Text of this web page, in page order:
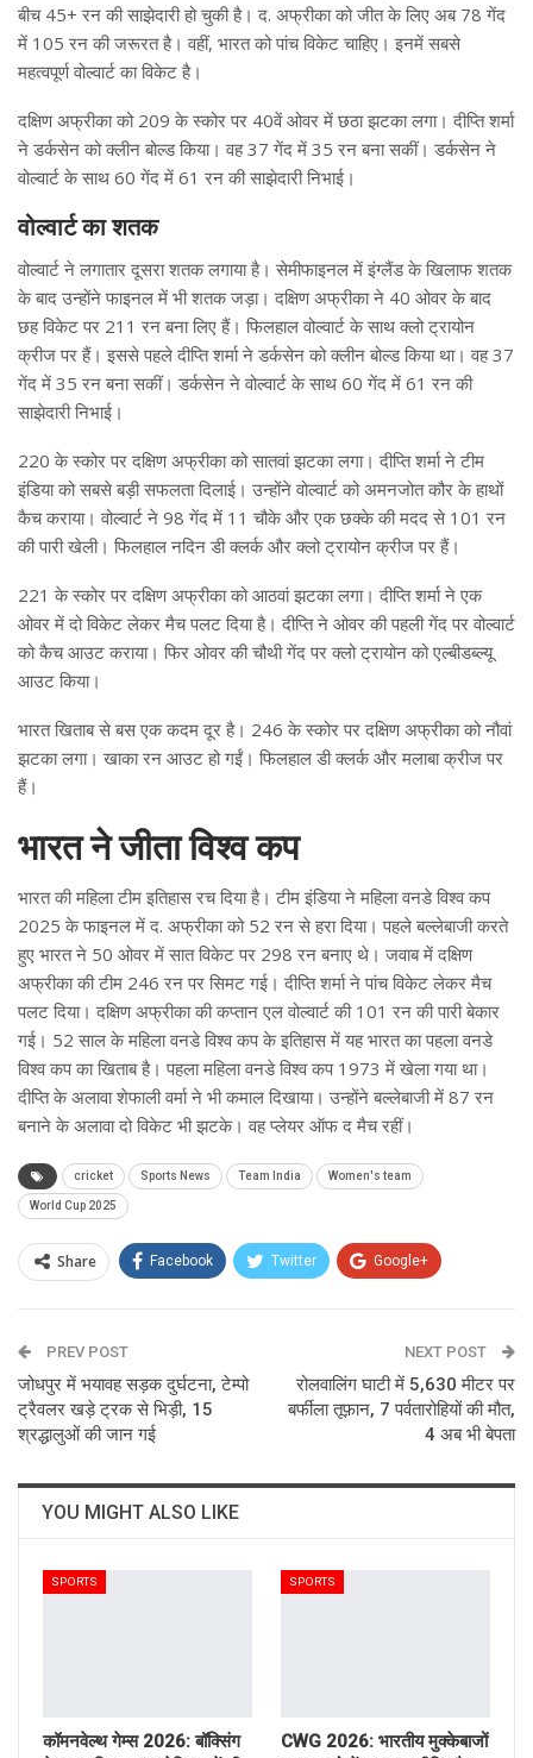
बीच 45+ रन की साझेदारी हो चुकी है। द. अफ्रीका को जीत के लिए अब 78 गेंद
में 105 रन की जरूरत है। वहीं, भारत को पांच विकेट चाहिए। इनमें सबसे
महत्वपूर्ण वोल्वार्ट का विकेट है।
दक्षिण अफ्रीका को 209 के स्कोर पर 40वें ओवर में छठा झटका लगा। दीप्ति शर्मा
ने डर्कसेन को क्लीन बोल्ड किया। वह 37 गेंद में 35 रन बना सकीं। डर्कसेन ने
वोल्वार्ट के साथ 60 गेंद में 61 रन की साझेदारी निभाई।
वोल्वार्ट का शतक
वोल्वार्ट ने लगातार दूसरा शतक लगाया है। सेमीफाइनल में इंग्लैंड के खिलाफ शतक
के बाद उन्होंने फाइनल में भी शतक जड़ा। दक्षिण अफ्रीका ने 40 ओवर के बाद
छह विकेट पर 211 रन बना लिए हैं। फिलहाल वोल्वार्ट के साथ क्लो ट्रायोन
क्रीज पर हैं। इससे पहले दीप्ति शर्मा ने डर्कसेन को क्लीन बोल्ड किया था। वह 37
गेंद में 35 रन बना सकीं। डर्कसेन ने वोल्वार्ट के साथ 60 गेंद में 61 रन की
साझेदारी निभाई।
220 के स्कोर पर दक्षिण अफ्रीका को सातवां झटका लगा। दीप्ति शर्मा ने टीम
इंडिया को सबसे बड़ी सफलता दिलाई। उन्होंने वोल्वार्ट को अमनजोत कौर के हाथों
कैच कराया। वोल्वार्ट ने 98 गेंद में 11 चौके और एक छक्के की मदद से 101 रन
की पारी खेली। फिलहाल नदिन डी क्लर्क और क्लो ट्रायोन क्रीज पर हैं।
221 के स्कोर पर दक्षिण अफ्रीका को आठवां झटका लगा। दीप्ति शर्मा ने एक
ओवर में दो विकेट लेकर मैच पलट दिया है। दीप्ति ने ओवर की पहली गेंद पर वोल्वार्ट
को कैच आउट कराया। फिर ओवर की चौथी गेंद पर क्लो ट्रायोन को एल्बीडब्ल्यू
आउट किया।
भारत खिताब से बस एक कदम दूर है। 246 के स्कोर पर दक्षिण अफ्रीका को नौवां
झटका लगा। खाका रन आउट हो गईं। फिलहाल डी क्लर्क और मलाबा क्रीज पर
हैं।
भारत ने जीता विश्व कप
भारत की महिला टीम इतिहास रच दिया है। टीम इंडिया ने महिला वनडे विश्व कप
2025 के फाइनल में द. अफ्रीका को 52 रन से हरा दिया। पहले बल्लेबाजी करते
हुए भारत ने 50 ओवर में सात विकेट पर 298 रन बनाए थे। जवाब में दक्षिण
अफ्रीका की टीम 246 रन पर सिमट गई। दीप्ति शर्मा ने पांच विकेट लेकर मैच
पलट दिया। दक्षिण अफ्रीका की कप्तान एल वोल्वार्ट की 101 रन की पारी बेकार
गई। 52 साल के महिला वनडे विश्व कप के इतिहास में यह भारत का पहला वनडे
विश्व कप का खिताब है। पहला महिला वनडे विश्व कप 1973 में खेला गया था।
दीप्ति के अलावा शेफाली वर्मा ने भी कमाल दिखाया। उन्होंने बल्लेबाजी में 87 रन
बनाने के अलावा दो विकेट भी झटके। वह प्लेयर ऑफ द मैच रहीं।
cricket Sports News Team India Women's team
World Cup 2025
Share Facebook Twitter Google+
Email
PREV POST
जोधपुर में भयावह सड़क दुर्घटना, टेम्पो
ट्रैवलर खड़े ट्रक से भिड़ी, 15
श्रद्धालुओं की जान गई
NEXT POST
रोलवालिंग घाटी में 5,630 मीटर पर
बर्फीला तूफ़ान, 7 पर्वतारोहियों की मौत,
4 अब भी बेपता
YOU MIGHT ALSO LIKE
SPORTS
कॉमनवेल्थ गेम्स 2026: बॉक्सिंग
SPORTS
CWG 2026: भारतीय मुक्केबाजों